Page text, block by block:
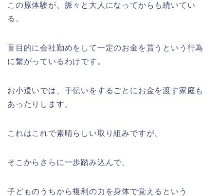
この原体験が、脈々と大人になってからも続いてい
る。
盲目的に会社勤めをして一定のお金を貰うという行為
に繋がっているわけです。
お小遣いでは、手伝いをするごとにお金を渡す家庭も
あったりします。
これはこれで素晴らしい取り組みですが、
そこからさらに一歩踏み込んで、
子どものうちから複利の力を身体で覚えるという